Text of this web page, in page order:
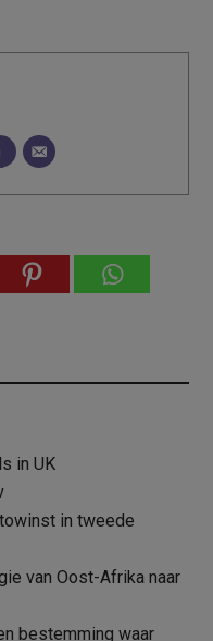
in UK
in tweede
van Oost-Afrika naar
bestemming waar